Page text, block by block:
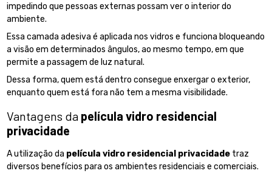
impedindo que pessoas externas possam ver o interior do
ambiente.
Essa camada adesiva é aplicada nos vidros e funciona bloqueando
a visão em determinados ângulos, ao mesmo tempo, em que
permite a passagem de luz natural.
Dessa forma, quem está dentro consegue enxergar o exterior,
enquanto quem está fora não tem a mesma visibilidade.
Vantagens da película vidro residencial
privacidade
A utilização da película vidro residencial privacidade traz
diversos benefícios para os ambientes residenciais e comerciais.